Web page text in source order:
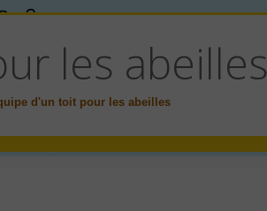
les abeilles
d'un toit pour les abeilles